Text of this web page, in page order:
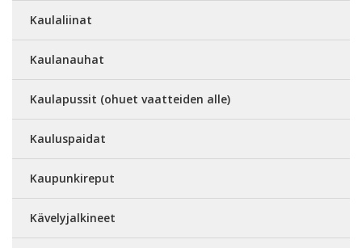
Kaulaliinat
Kaulanauhat
Kaulapussit (ohuet vaatteiden alle)
Kauluspaidat
Kaupunkireput
Kävelyjalkineet